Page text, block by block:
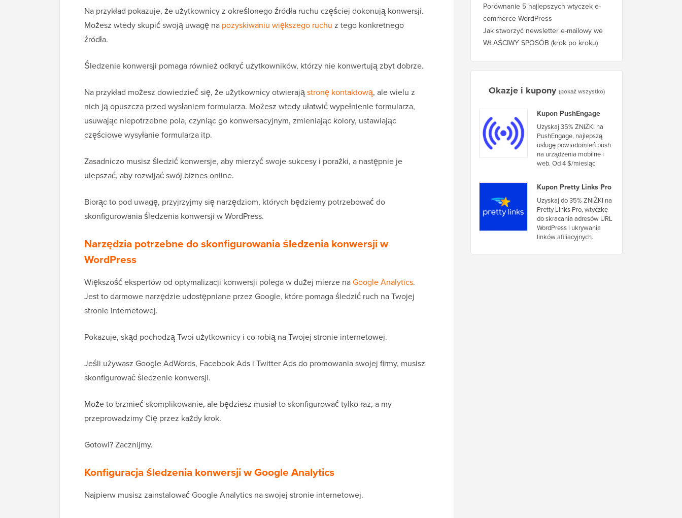
Na przykład pokazuje, że użytkownicy z określonego źródła ruchu częściej dokonują konwersji.
Możesz wtedy skupić swoją uwagę na pozyskiwaniu większego ruchu z tego konkretnego
źródła.
Śledzenie konwersji pomaga również odkryć użytkowników, którzy nie konwertują zbyt dobrze.
Na przykład możesz dowiedzieć się, że użytkownicy otwierająstronę kontaktową, ale wielu z
nich ją opuszcza przed wysłaniem formularza. Możesz wtedy ułatwić wypełnienie formularza,
usuwając niepotrzebne pola, czyniąc go konwersacyjnym, zmieniając kolory, ustawiając
częściowe wysyłanie formularza itp.
Zasadniczo musisz śledzić konwersje, aby mierzyć swoje sukcesy i porażki, a następnie je
ulepszać, aby rozwijać swój biznes online.
Biorąc to pod uwagę, przyjrzyjmy się narzędziom, których będziemy potrzebować do
skonfigurowania śledzenia konwersji w WordPress.
Narzędzia potrzebne do skonfigurowania śledzenia konwersji w
WordPress
Większość ekspertów od optymalizacji konwersji polega w dużej mierze naGoogle Analytics.
Jest to darmowe narzędzie udostępniane przez Google, które pomaga śledzić ruch na Twojej
stronie internetowej.
Pokazuje, skąd pochodzą Twoi użytkownicy i co robią na Twojej stronie internetowej.
Jeśli używasz Google AdWords, Facebook Ads i Twitter Ads do promowania swojej firmy, musisz
skonfigurować śledzenie konwersji.
Może to brzmieć skomplikowanie, ale będziesz musiał to skonfigurować tylko raz, a my
przeprowadzimy Cię przez każdy krok.
Gotowi? Zacznijmy.
Konfiguracja śledzenia konwersji w Google Analytics
Najpierw musisz zainstalować Google Analytics na swojej stronie internetowej.
Porównanie 5 najlepszych wtyczek e-
commerce WordPress
Jak stworzyć newsletter e-mailowy we
WŁAŚCIWY SPOSÓB (krok po kroku)
Okazje i kupony (pokaż wszystko)
Kupon PushEngage
Uzyskaj 35% ZNIŻKI na
PushEngage, najlepszą
usługę powiadomień push
na urządzenia mobilne i
web. Od 4 $/miesiąc.
Kupon Pretty Links Pro
Uzyskaj do 35% ZNIŻKI na
Pretty Links Pro, wtyczkę
do skracania adresów URL
WordPress i ukrywania
linków afiliacyjnych.